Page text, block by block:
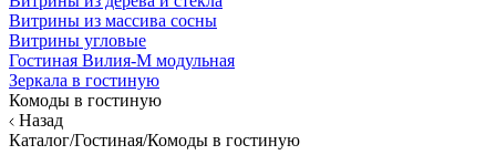
Витрины из массива сосны
Витрины угловые
Гостиная Вилия-М модульная
Зеркала в гостиную
Комоды в гостиную
Назад
Каталог/Гостиная/Комоды в гостиную